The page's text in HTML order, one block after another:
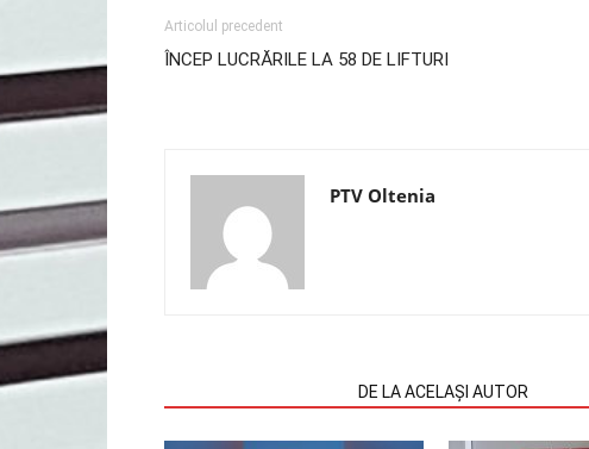
Articolul precedent
ÎNCEP LUCRĂRILE LA 58 DE LIFTURI
PTV Oltenia
DE LA ACELAȘI AUTOR